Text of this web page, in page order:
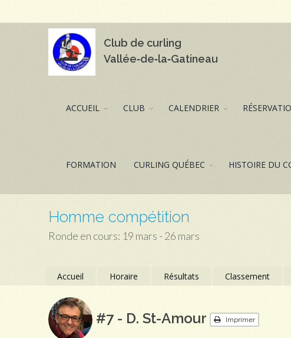
Club de curling
Vallée‑de‑la‑Gatineau
ACCUEIL CLUB CALENDRIER
FORMATION CURLING QUÉBEC HISTOIRE DU
Homme compétition
Ronde en cours: 19 mars - 26 mars
Accueil Horaire Résultats Classement
#7 - D. St-Amour Imprimer